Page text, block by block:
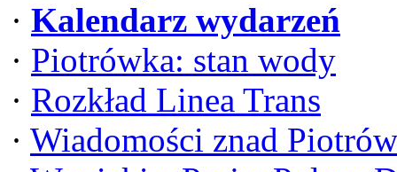
· Kalendarz wydarzeń
· Piotrówka: stan wody
· Rozkład Linea Trans
· Wiadomości znad